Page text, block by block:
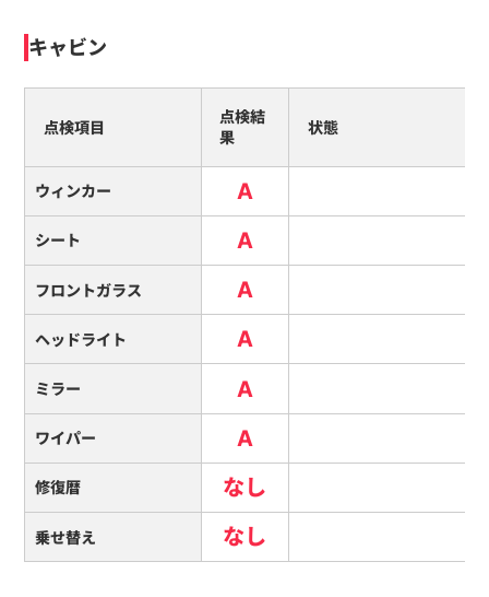
キャビン
点検項目
点検結
果
状態
ウィンカー A
シート A
フロントガラス A
ヘッドライト A
ミラー A
ワイパー A
修復暦 なし
乗せ替え なし